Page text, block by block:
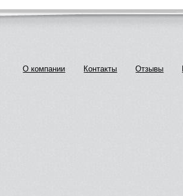
О компании Контакты Отзывы